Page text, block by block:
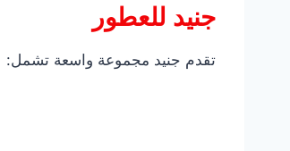
جنيد للعطور
تقدم جنيد مجموعة واسعة تشمل: